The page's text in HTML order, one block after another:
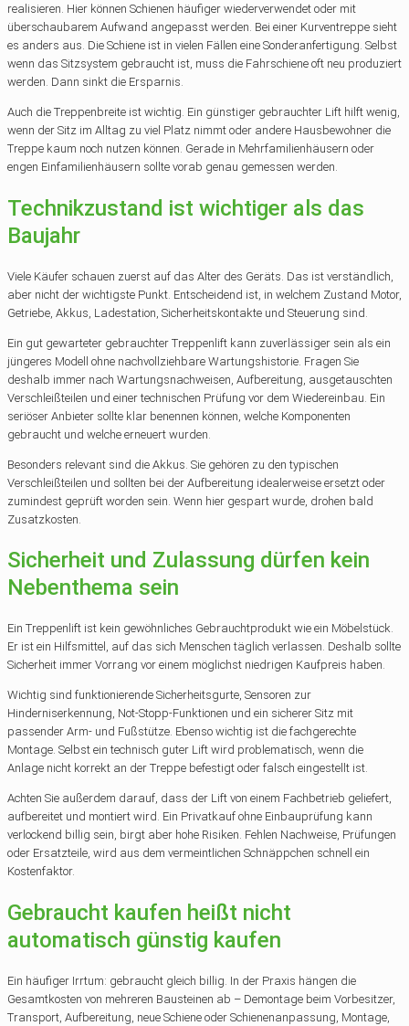
realisieren. Hier können Schienen häufiger wiederverwendet oder mit
überschaubarem Aufwand angepasst werden. Bei einer Kurventreppe sieht
es anders aus. Die Schiene ist in vielen Fällen eine Sonderanfertigung. Selbst
wenn das Sitzsystem gebraucht ist, muss die Fahrschiene oft neu produziert
werden. Dann sinkt die Ersparnis.
Auch die Treppenbreite ist wichtig. Ein günstiger gebrauchter Lift hilft wenig,
wenn der Sitz im Alltag zu viel Platz nimmt oder andere Hausbewohner die
Treppe kaum noch nutzen können. Gerade in Mehrfamilienhäusern oder
engen Einfamilienhäusern sollte vorab genau gemessen werden.
Technikzustand ist wichtiger als das
Baujahr
Viele Käufer schauen zuerst auf das Alter des Geräts. Das ist verständlich,
aber nicht der wichtigste Punkt. Entscheidend ist, in welchem Zustand Motor,
Getriebe, Akkus, Ladestation, Sicherheitskontakte und Steuerung sind.
Ein gut gewarteter gebrauchter Treppenlift kann zuverlässiger sein als ein
jüngeres Modell ohne nachvollziehbare Wartungshistorie. Fragen Sie
deshalb immer nach Wartungsnachweisen, Aufbereitung, ausgetauschten
Verschleißteilen und einer technischen Prüfung vor dem Wiedereinbau. Ein
seriöser Anbieter sollte klar benennen können, welche Komponenten
gebraucht und welche erneuert wurden.
Besonders relevant sind die Akkus. Sie gehören zu den typischen
Verschleißteilen und sollten bei der Aufbereitung idealerweise ersetzt oder
zumindest geprüft worden sein. Wenn hier gespart wurde, drohen bald
Zusatzkosten.
Sicherheit und Zulassung dürfen kein
Nebenthema sein
Ein Treppenlift ist kein gewöhnliches Gebrauchtprodukt wie ein Möbelstück.
Er ist ein Hilfsmittel, auf das sich Menschen täglich verlassen. Deshalb sollte
Sicherheit immer Vorrang vor einem möglichst niedrigen Kaufpreis haben.
Wichtig sind funktionierende Sicherheitsgurte, Sensoren zur
Hinderniserkennung, Not-Stopp-Funktionen und ein sicherer Sitz mit
passender Arm- und Fußstütze. Ebenso wichtig ist die fachgerechte
Montage. Selbst ein technisch guter Lift wird problematisch, wenn die
Anlage nicht korrekt an der Treppe befestigt oder falsch eingestellt ist.
Achten Sie außerdem darauf, dass der Lift von einem Fachbetrieb geliefert,
aufbereitet und montiert wird. Ein Privatkauf ohne Einbauprüfung kann
verlockend billig sein, birgt aber hohe Risiken. Fehlen Nachweise, Prüfungen
oder Ersatzteile, wird aus dem vermeintlichen Schnäppchen schnell ein
Kostenfaktor.
Gebraucht kaufen heißt nicht
automatisch günstig kaufen
Ein häufiger Irrtum: gebraucht gleich billig. In der Praxis hängen die
Gesamtkosten von mehreren Bausteinen ab – Demontage beim Vorbesitzer,
Transport, Aufbereitung, neue Schiene oder Schienenanpassung, Montage,